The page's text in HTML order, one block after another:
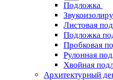
Подложка
Листовая
Подложка
Пробковая
Рулонная
Хвойная
Архитектурный